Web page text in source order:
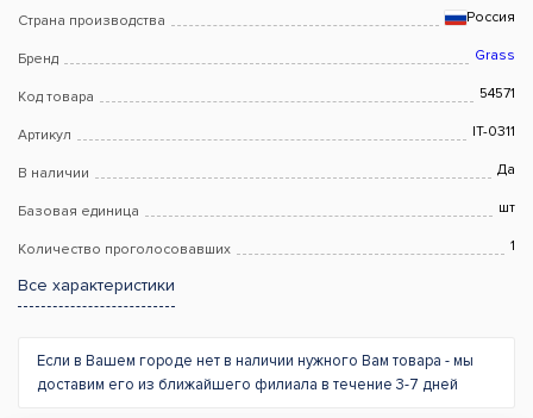
Страна производства Россия
Бренд Grass
Код товара 54571
Артикул IT-0311
В наличии Да
Базовая единица шт
Количество проголосовавших 1
Все характеристики
Если в Вашем городе нет в наличии нужного Вам товара - мы
доставим его из ближайшего филиала в течение 3-7 дней